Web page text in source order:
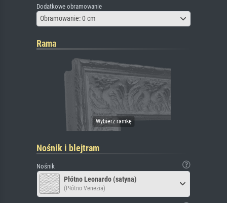
Dodatkowe obramowanie
Obramowanie: 0 cm
Rama
Nośnik i blejtram
Nośnik
Płótno Leonardo (satyna)
(Płótno Venezia)